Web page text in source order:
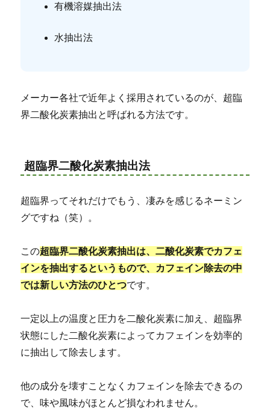
有機溶媒抽出法
水抽出法
メーカー各社で近年よく採用されているのが、超臨
界二酸化炭素抽出と呼ばれる方法です。
超臨界二酸化炭素抽出法
超臨界ってそれだけでもう、凄みを感じるネーミン
グですね（笑）。
この超臨界二酸化炭素抽出は、二酸化炭素でカフェ
インを抽出するというもので、カフェイン除去の中
では新しい方法のひとつです。
一定以上の温度と圧力を二酸化炭素に加え、超臨界
状態にした二酸化炭素によってカフェインを効率的
に抽出して除去します。
他の成分を壊すことなくカフェインを除去できるの
で、味や風味がほとんど損なわれません。